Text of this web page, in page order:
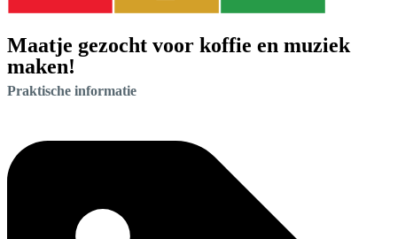
Maatje gezocht voor koffie en muziek
maken!
Praktische informatie